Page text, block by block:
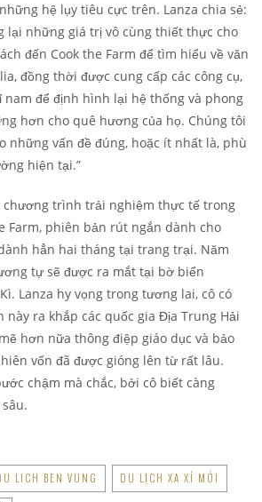
hệ lụy tiêu cực trên. Lanza chia sẻ:
lại những giá trị vô cùng thiết thực cho
đến Cook the Farm để tìm hiểu về văn
đồng thời được cung cấp các công cụ,
để định hình lại hệ thống và phong
hơn cho quê hương của họ. Chúng tôi
những vấn đề đúng, hoặc ít nhất là, phù
hiện tại.”
chương trình trải nghiệm thực tế trong
Farm, phiên bản rút ngắn dành cho
hẳn hai tháng tại trang trại. Năm
tự sẽ được ra mắt tại bờ biển
Lanza hy vọng trong tương lai, cô có
ra khắp các quốc gia Địa Trung Hải
hơn nữa thông điệp giáo dục và bảo
vốn đã được gióng lên từ rất lâu.
chậm mà chắc, bởi cô biết càng
LICH BEN VUNG DU LỊCH XA XỈ MỚI